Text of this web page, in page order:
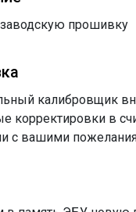
прошивку
калибровщик
корректировки в
с вашими